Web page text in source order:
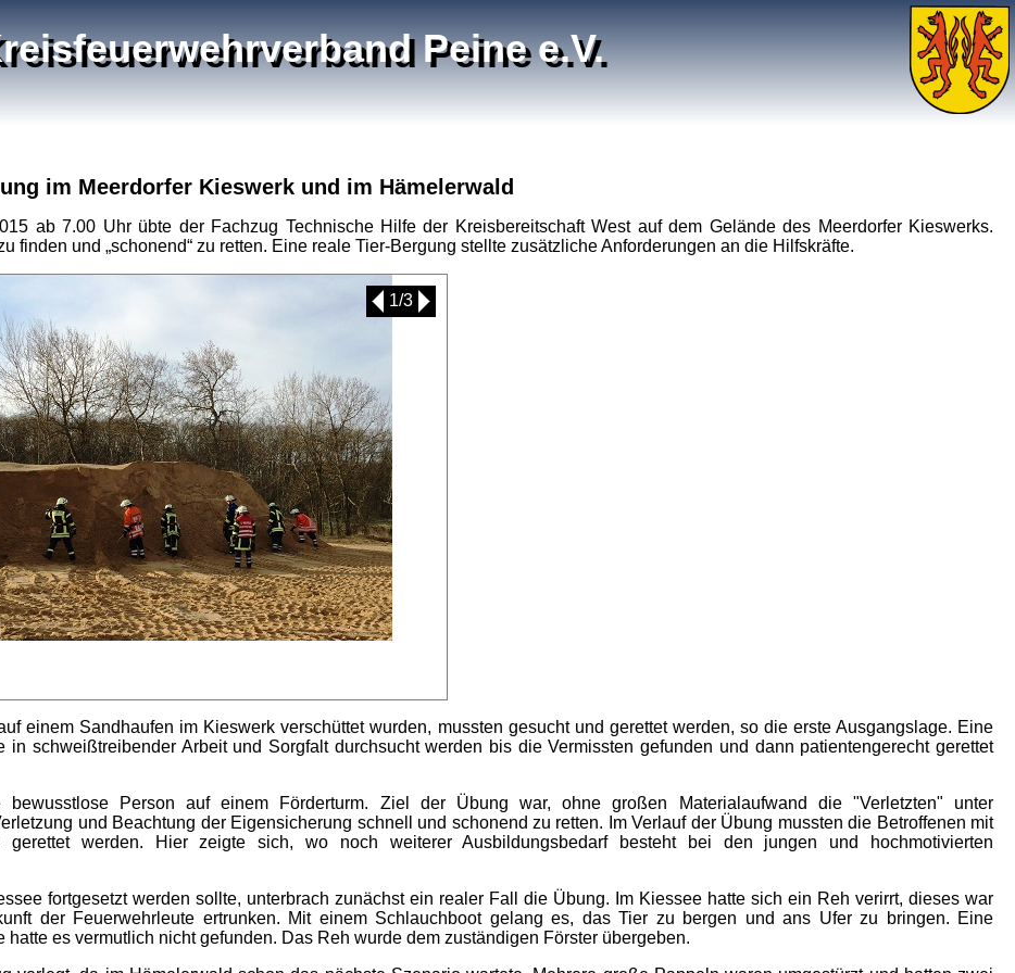
Peine e.V.
im Meerdorfer Kieswerk und im Hämelerwald
ab 7.00 Uhr übte der Fachzug Technische Hilfe der Kreisbereitschaft West auf dem Gelände des Meerdorfer Kieswerks.
finden und „schonend“ zu retten. Eine reale Tier-Bergung stellte zusätzliche Anforderungen an die Hilfskräfte.
1/3
einem Sandhaufen im Kieswerk verschüttet wurden, mussten gesucht und gerettet werden, so die erste Ausgangslage. Eine
in schweißtreibender Arbeit und Sorgfalt durchsucht werden bis die Vermissten gefunden und dann patientengerecht gerettet
Person auf einem Förderturm. Ziel der Übung war, ohne großen Materialaufwand die "Verletzten" unter
und Beachtung der Eigensicherung schnell und schonend zu retten. Im Verlauf der Übung mussten die Betroffenen mit
werden. Hier zeigte sich, wo noch weiterer Ausbildungsbedarf besteht bei den jungen und hochmotivierten
fortgesetzt werden sollte, unterbrach zunächst ein realer Fall die Übung. Im Kiessee hatte sich ein Reh verirrt, dieses war
der Feuerwehrleute ertrunken. Mit einem Schlauchboot gelang es, das Tier zu bergen und ans Ufer zu bringen. Eine
hatte es vermutlich nicht gefunden. Das Reh wurde dem zuständigen Förster übergeben.